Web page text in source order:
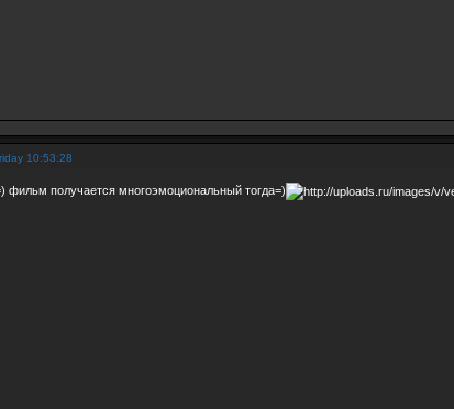
10:53:28
фильм получается многоэмоциональный тогда=)